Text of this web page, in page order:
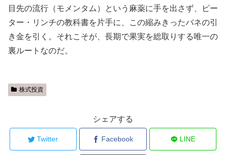
目先の流行（モメンタム）という麻薬に手を出さず、ピー
ター・リンチの教科書を片手に、この縮みきったバネの引
き金を引く。それこそが、長期で果実を総取りする唯一の
裏ルートなのだ。
株式投資
シェアする
Twitter Facebook LINE